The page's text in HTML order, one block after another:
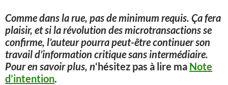
Comme dans la rue, pas de minimum requis. Ça fera
plaisir, et si la révolution des microtransactions se
confirme, l’auteur pourra peut-être continuer son
travail d’information critique sans intermédiaire.
Pour en savoir plus, n‘hésitez pas à lire ma Note
d’intention.